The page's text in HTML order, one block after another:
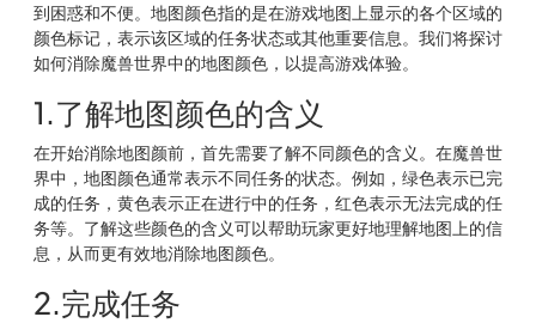
到困惑和不便。地图颜色指的是在游戏地图上显示的各个区域的
颜色标记，表示该区域的任务状态或其他重要信息。我们将探讨
如何消除魔兽世界中的地图颜色，以提高游戏体验。
1.了解地图颜色的含义
在开始消除地图颜前，首先需要了解不同颜色的含义。在魔兽世
界中，地图颜色通常表示不同任务的状态。例如，绿色表示已完
成的任务，黄色表示正在进行中的任务，红色表示无法完成的任
务等。了解这些颜色的含义可以帮助玩家更好地理解地图上的信
息，从而更有效地消除地图颜色。
2.完成任务